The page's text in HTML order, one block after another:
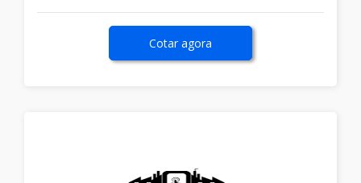
Cotar agora